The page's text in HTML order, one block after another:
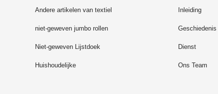
Andere artikelen van textiel
niet-geweven jumbo rollen
Niet-geweven Lijstdoek
Huishoudelijke
Inleiding
Geschiedenis
Dienst
Ons Team